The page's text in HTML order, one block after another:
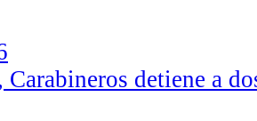
Carabineros detiene a